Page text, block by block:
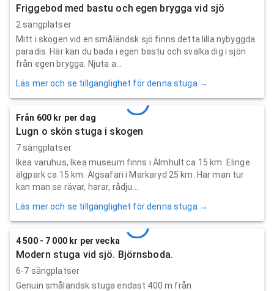
Friggebod med bastu och egen brygga vid sjö
2 sängplatser
Mitt i skogen vid en småländsk sjö finns detta lilla nybyggda
paradis. Här kan du bada i egen bastu och svalka dig i sjön
från egen brygga. Njuta a...
Läs mer och se tillgänglighet för denna stuga →
Från 600 kr per dag
Lugn o skön stuga i skogen
7 sängplatser
Ikea varuhus, Ikea museum finns i Älmhult ca 15 km. Elinge
älgpark ca 15 km. Älgsafari i Markaryd 25 km. Har man tur
kan man se rävar, harar, rådju...
Läs mer och se tillgänglighet för denna stuga →
4 500 - 7 000 kr per vecka
Modern stuga vid sjö. Björnsboda.
6-7 sängplatser
Genuin småländsk stuga endast 400 m från